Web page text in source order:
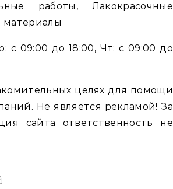
работы, Лакокрасочные
материалы
с 09:00 до 18:00, Чт: с 09:00 до
целях для помощи
Не является рекламой! За
сайта ответственность не